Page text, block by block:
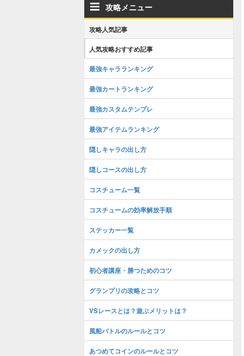
攻略メニュー
攻略人気記事
人気攻略おすすめ記事
最強キャラランキング
最強カートランキング
最強カスタムテンプレ
最強アイテムランキング
隠しキャラの出し方
隠しコースの出し方
コスチューム一覧
コスチュームの効率解放手順
ステッカー一覧
カメックの出し方
初心者講座・勝つためのコツ
グランプリの攻略とコツ
VSレースとは？遊ぶメリットは？
風船バトルのルールとコツ
あつめてコインのルールとコツ